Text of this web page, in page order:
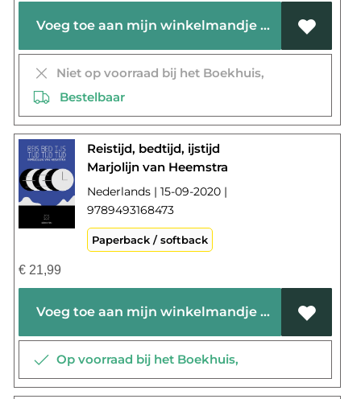
Voeg toe aan mijn winkelmandje
Niet op voorraad bij het Boekhuis,
Bestelbaar
Reistijd, bedtijd, ijstijd
Marjolijn van Heemstra
Nederlands | 15-09-2020 |
9789493168473
Paperback / softback
€21,99
Voeg toe aan mijn winkelmandje
Op voorraad bij het Boekhuis,